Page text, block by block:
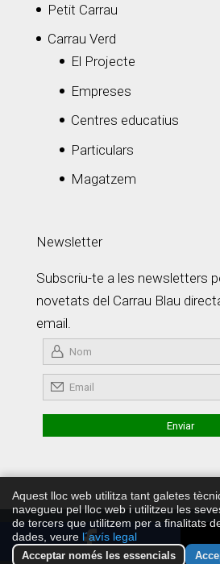
Petit Carrau
Carrau Verd
El Projecte
Empreses
Centres educatius
Particulars
Magatzem
Newsletter
Subscriu-te a les newsletters
novetats del Carrau Blau
email.
Copyright © Carrau Blau 2026 · Política
by
Aquest lloc web utilitza tant galetes
navegueu pel lloc web i utilitzeu les
de tercers que utilitzem per a finalitats
dades, veure l´avís legal
Acceptar només les essencials